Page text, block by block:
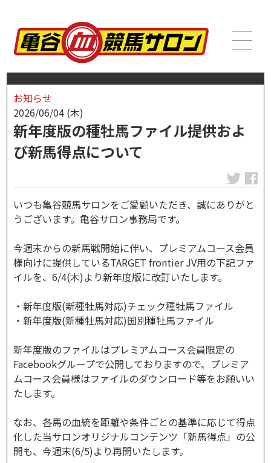
お知らせ
2026/06/04 (木)
新年度版の種牡馬ファイル提供およ
び新馬得点について
いつも亀谷競馬サロンをご愛顧いただき、誠にありがと
うございます。亀谷サロン事務局です。
今週末からの新馬戦開始に伴い、プレミアムコース会員
様向けに提供しているTARGET frontier JV用の下記ファ
イルを、6/4(木)より新年度版に改訂いたします。
・新年度版(新種牡馬対応)チェック種牡馬ファイル
・新年度版(新種牡馬対応)国別種牡馬ファイル
新年度版のファイルはプレミアムコース会員限定の
Facebookグループで公開しておりますので、プレミア
ムコース会員様はファイルのダウンロード等をお願いい
たします。
なお、各馬の血統を距離や条件ごとの基準に応じて得点
化した当サロンオリジナルコンテンツ「新馬得点」の公
開も、今週末(6/5)より再開いたします。